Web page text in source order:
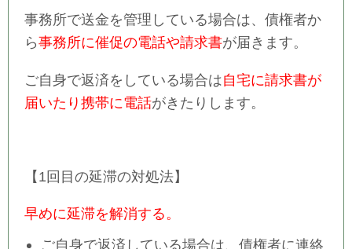
事務所で送金を管理している場合は、債権者か
ら事務所に催促の電話や請求書が届きます。
ご自身で返済をしている場合は自宅に請求書が
届いたり携帯に電話がきたりします。
【1回目の延滞の対処法】
早めに延滞を解消する。
ご自身で返済している場合は、債権者に連絡